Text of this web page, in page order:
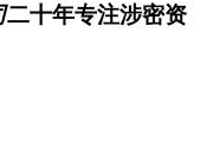
二十年专注涉密资